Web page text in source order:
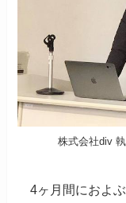
株式会社div
4ヶ月間におよぶ